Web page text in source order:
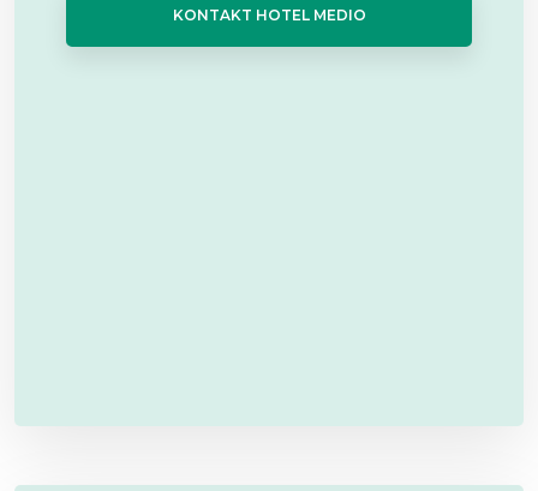
KONTAKT HOTEL MEDIO